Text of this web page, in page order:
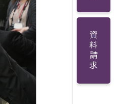
資料請求